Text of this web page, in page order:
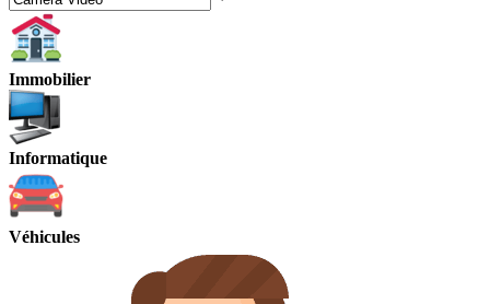
Immobilier
Informatique
Véhicules